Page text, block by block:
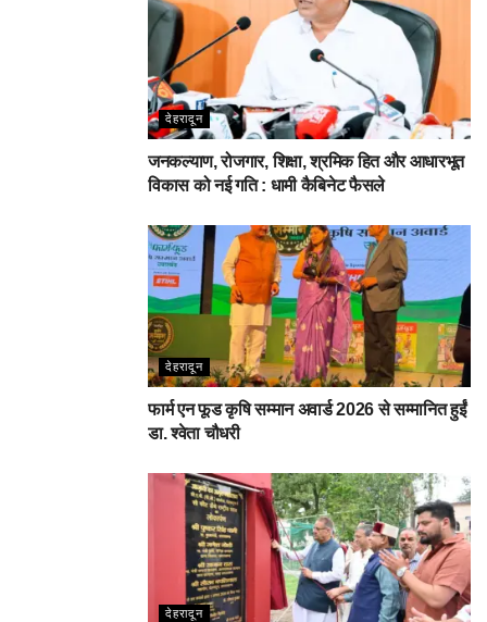
देहरादून
जनकल्याण, रोजगार, शिक्षा, श्रमिक हित और आधारभूत
विकास को नई गति : धामी कैबिनेट फैसले
देहरादून
फार्म एन फूड कृषि सम्मान अवार्ड 2026 से सम्मानित हुईं
डा. श्वेता चौधरी
देहरादून